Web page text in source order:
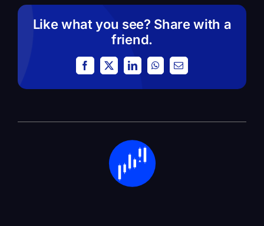
Like what you see? Share with a
friend.
Facebook
X LinkedInWhatsApp
Email